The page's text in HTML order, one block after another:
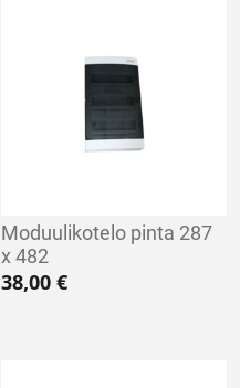
Moduulikotelo pinta 287
x 482
38,00€